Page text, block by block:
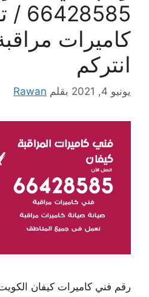
كاميرات
انتركم
يونيو 4, 2021 بقلم Rawan
رقم فني كاميرات كيفان